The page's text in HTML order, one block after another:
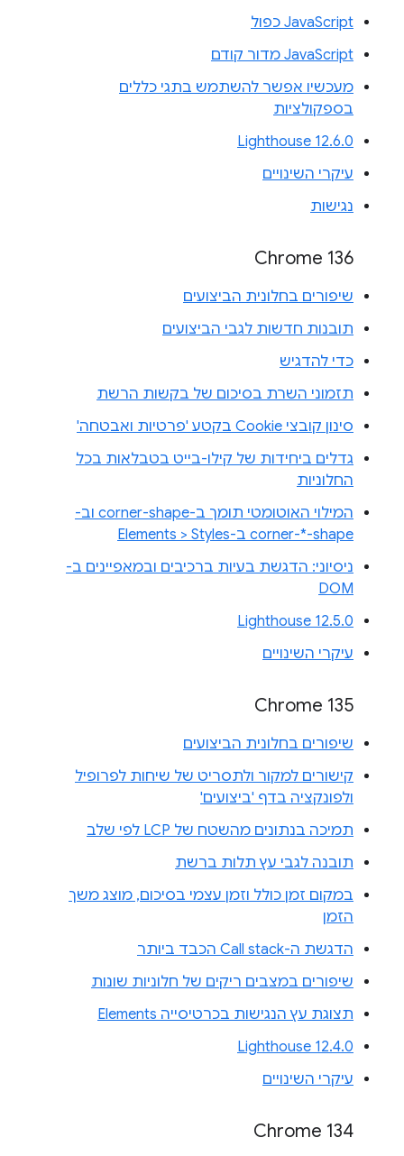
JavaScript כפול
JavaScript מדור קודם
מעכשיו אפשר להשתמש בתגי כללים
בספקולציות
Lighthouse 12.6.0
עיקרי השינויים
נגישות
Chrome 136
שיפורים בחלונית הביצועים
תובנות חדשות לגבי הביצועים
כדי להדגיש
תזמוני השרת בסיכום של בקשות הרשת
סינון קובצי Cookie בקטע 'פרטיות ואבטחה'
גדלים ביחידות של קילו-בייט בטבלאות בכל
החלוניות
המילוי האוטומטי תומך ב-corner-shape וב-
corner-*-shape ב-Elements > Styles
ניסיוני: הדגשת בעיות ברכיבים ובמאפיינים ב-
DOM
Lighthouse 12.5.0
עיקרי השינויים
Chrome 135
שיפורים בחלונית הביצועים
קישורים למקור ולתסריט של שיחות לפרופיל
ולפונקציה בדף 'ביצועים'
תמיכה בנתונים מהשטח של LCP לפי שלב
תובנה לגבי עץ תלות ברשת
במקום זמן כולל וזמן עצמי בסיכום, מוצג משך
הזמן
הדגשת ה-Call stack הכבד ביותר
שיפורים במצבים ריקים של חלוניות שונות
תצוגת עץ הנגישות בכרטיסייה Elements
Lighthouse 12.4.0
עיקרי השינויים
Chrome 134